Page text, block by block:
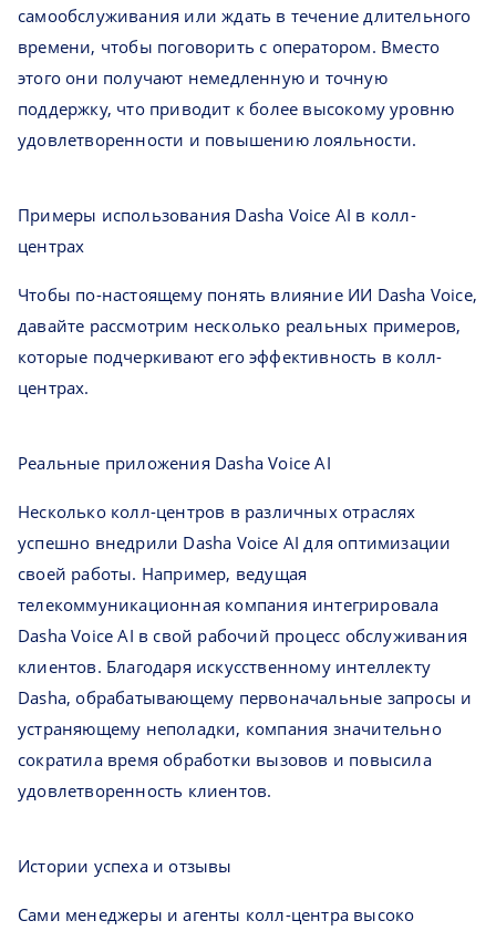
самообслуживания или ждать в течение длительного
времени, чтобы поговорить с оператором. Вместо
этого они получают немедленную и точную
поддержку, что приводит к более высокому уровню
удовлетворенности и повышению лояльности.
Примеры использования Dasha Voice AI в колл-
центрах
Чтобы по-настоящему понять влияние ИИ Dasha Voice,
давайте рассмотрим несколько реальных примеров,
которые подчеркивают его эффективность в колл-
центрах.
Реальные приложения Dasha Voice AI
Несколько колл-центров в различных отраслях
успешно внедрили Dasha Voice AI для оптимизации
своей работы. Например, ведущая
телекоммуникационная компания интегрировала
Dasha Voice AI в свой рабочий процесс обслуживания
клиентов. Благодаря искусственному интеллекту
Dasha, обрабатывающему первоначальные запросы и
устраняющему неполадки, компания значительно
сократила время обработки вызовов и повысила
удовлетворенность клиентов.
Истории успеха и отзывы
Сами менеджеры и агенты колл-центра высоко